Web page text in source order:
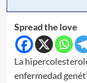
Spread the love
La
enfermedad